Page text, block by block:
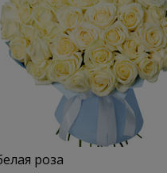
роза